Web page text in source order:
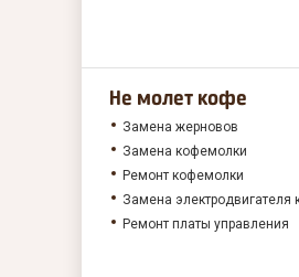
Не молет кофе
Замена жерновов
Замена кофемолки
Ремонт кофемолки
Замена электродвигателя
Ремонт платы управления